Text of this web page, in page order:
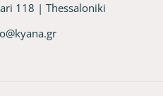
118 | Thessaloniki